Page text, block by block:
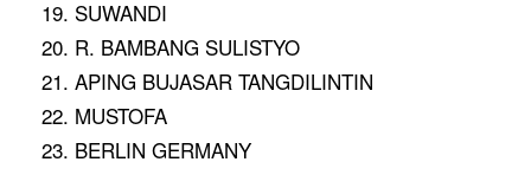
19. SUWANDI
20. R. BAMBANG SULISTYO
21. APING BUJASAR TANGDILINTIN
22. MUSTOFA
23. BERLIN GERMANY